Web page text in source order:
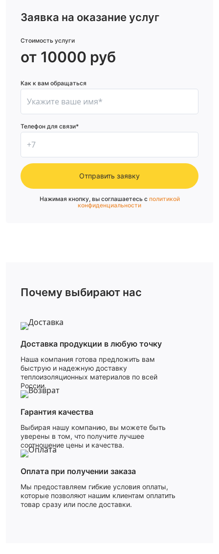
Заявка на оказание услуг
Стоимость услуги
от 10000 руб
Как к вам обращаться
Телефон для связи*
Отправить заявку
Нажимая кнопку, вы соглашаетесь с политикой
конфиденциальности
Почему выбирают нас
Доставка продукции в любую точку
Наша компания готова предложить вам
быструю и надежную доставку
теплоизоляционных материалов по всей
России.
Гарантия качества
Выбирая нашу компанию, вы можете быть
уверены в том, что получите лучшее
соотношение цены и качества.
Оплата при получении заказа
Мы предоставляем гибкие условия оплаты,
которые позволяют нашим клиентам оплатить
товар сразу или после доставки.